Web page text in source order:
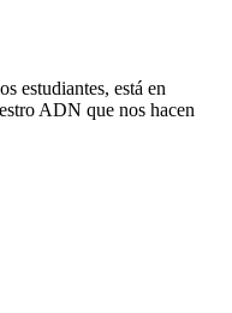
estudiantes, está en
ADN que nos hacen